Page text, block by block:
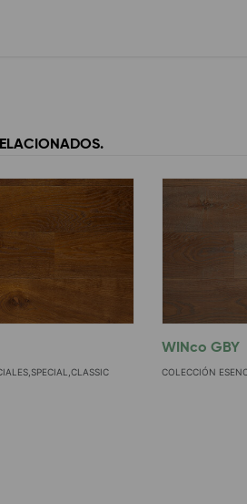
WINco GBY
COLECCIÓN